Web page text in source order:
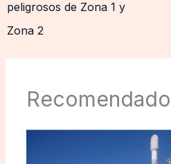
peligrosos de Zona 1 y
Zona 2
Recomendado